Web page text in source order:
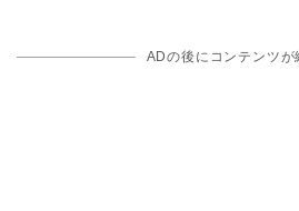
ADの後にコンテンツが